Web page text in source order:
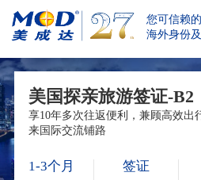
您可信赖的
海外身份
美国探亲旅游签证-B2
享10年多次往返便利，兼顾高效出
来国际交流铺路
1-3个月 签证